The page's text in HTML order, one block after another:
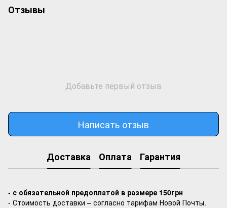
Отзывы
Добавьте первый отзыв
Написать отзыв
Доставка Оплата Гарантия
- с обязательной предоплатой в размере 150грн
- Стоимость доставки – согласно тарифам Новой Почты.